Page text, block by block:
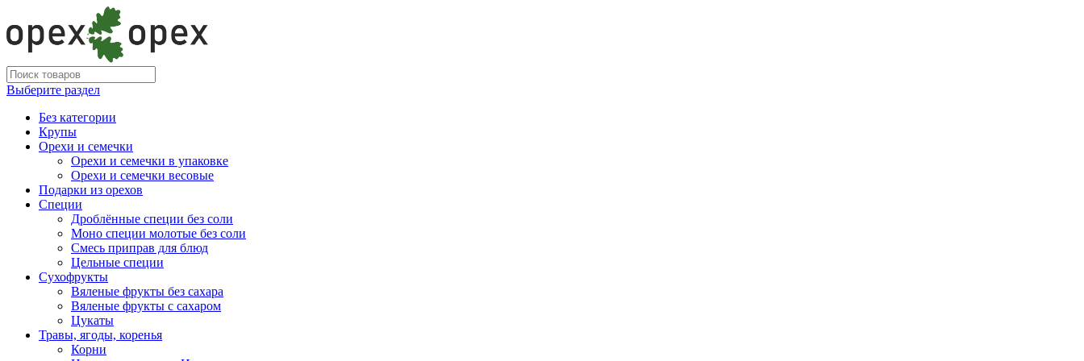
Выберите раздел
Без категории
Крупы
Орехи и семечки
Орехи и семечки в упаковке
Орехи и семечки весовые
Подарки из орехов
Специи
Дроблённые специи без соли
Моно специи молотые без соли
Смесь приправ для блюд
Цельные специи
Сухофрукты
Вяленые фрукты без сахара
Вяленые фрукты с сахаром
Цукаты
Травы, ягоды, коренья
Корни